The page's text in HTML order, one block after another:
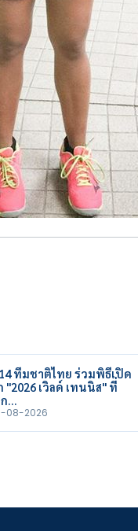
ทีมชาติไทย ร่วมพิธีเปิด
"2026 เวิลด์ เทนนิส" ที่
…
08-2026